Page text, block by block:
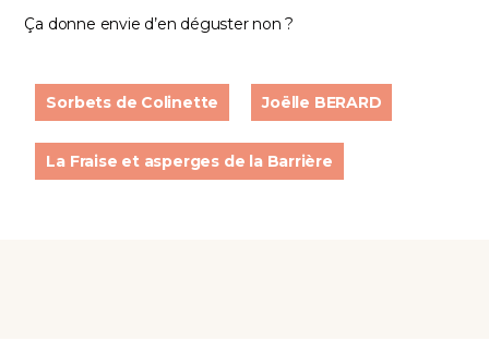
Ça donne envie d’en déguster non ?
Sorbets de Colinette Joëlle BERARD
La Fraise et asperges de la Barrière